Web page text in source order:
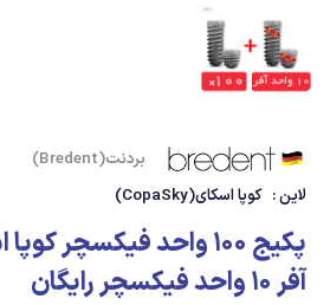
بردنت(Bredent)
لاین : کوپا اسکای(CopaSky)
پکیج 100 واحد فیکسچر
آفر 10 واحد فیکسچر رایگان